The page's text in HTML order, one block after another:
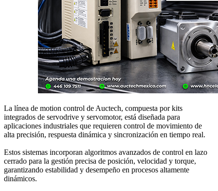
La línea de motion control de Auctech, compuesta por kits
integrados de servodrive y servomotor, está diseñada para
aplicaciones industriales que requieren control de movimiento de
alta precisión, respuesta dinámica y sincronización en tiempo real.
Estos sistemas incorporan algoritmos avanzados de control en lazo
cerrado para la gestión precisa de posición, velocidad y torque,
garantizando estabilidad y desempeño en procesos altamente
dinámicos.